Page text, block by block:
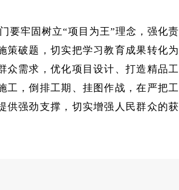
要牢固树立“项目为王”理念，强化责
策破题，切实把学习教育成果转化为
众需求，优化项目设计、打造精品工
工，倒排工期、挂图作战，在严把工
供强劲支撑，切实增强人民群众的获